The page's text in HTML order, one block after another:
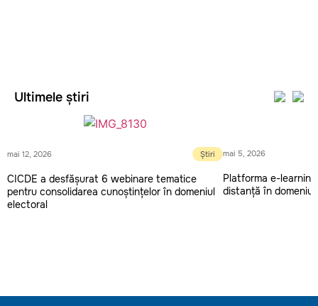
Ultimele știri
mai 12, 2026 Știri
CICDE a desfășurat 6 webinare tematice
pentru consolidarea cunoștințelor în domeniul
electoral
mai 5, 2026
Platforma e-
distanță în